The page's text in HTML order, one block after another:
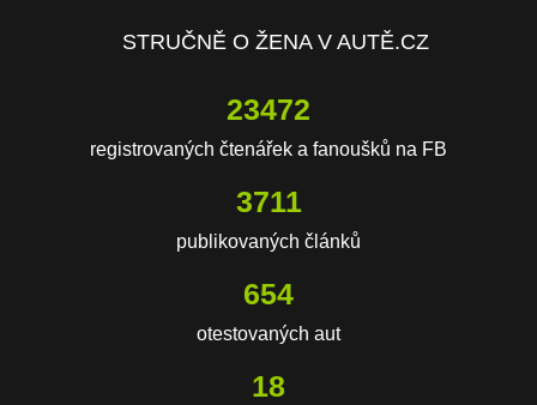
STRUČNĚ O ŽENA V AUTĚ.CZ
23472
registrovaných čtenářek a fanoušků na FB
3711
publikovaných článků
654
otestovaných aut
18